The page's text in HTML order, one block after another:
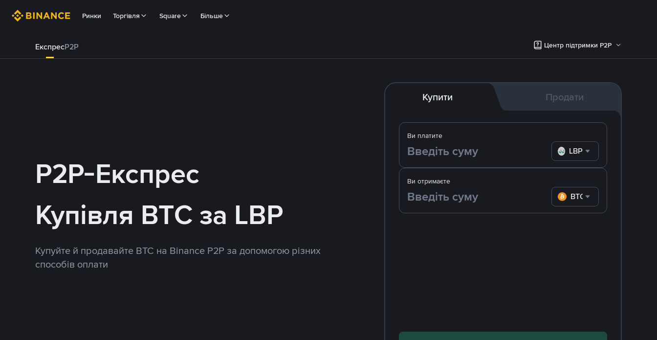
Ринки Торгівля Square Більше
ЕкспресP2P Центр підтримки P2P
P2P-Експрес
Купівля BTC за LBP
Купуйте й продавайте BTC на Binance P2P за допомогою різних
способів оплати
Купити Продати
Ви платите
LBP
Ви отримаєте
BTC